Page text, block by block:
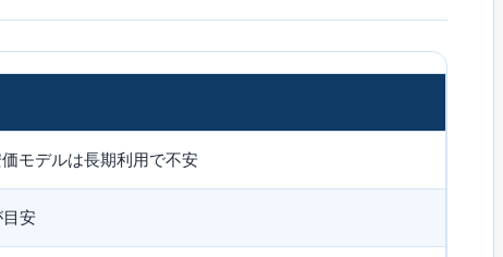
モデルは長期利用で不安
目安